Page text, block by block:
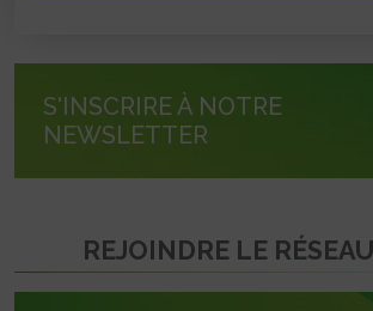
S'INSCRIRE À NOTRE
NEWSLETTER
REJOINDRE LE